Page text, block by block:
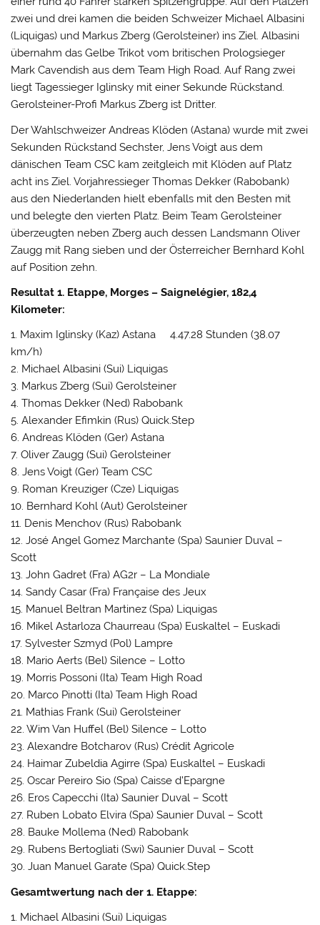
zwei und drei kamen die beiden Schweizer Michael Albasini
(Liquigas) und Markus Zberg (Gerolsteiner) ins Ziel. Albasini
übernahm das Gelbe Trikot vom britischen Prologsieger
Mark Cavendish aus dem Team High Road. Auf Rang zwei
liegt Tagessieger Iglinsky mit einer Sekunde Rückstand.
Gerolsteiner-Profi Markus Zberg ist Dritter.
Der Wahlschweizer Andreas Klöden (Astana) wurde mit zwei
Sekunden Rückstand Sechster, Jens Voigt aus dem
dänischen Team CSC kam zeitgleich mit Klöden auf Platz
acht ins Ziel. Vorjahressieger Thomas Dekker (Rabobank)
aus den Niederlanden hielt ebenfalls mit den Besten mit
und belegte den vierten Platz. Beim Team Gerolsteiner
überzeugten neben Zberg auch dessen Landsmann Oliver
Zaugg mit Rang sieben und der Österreicher Bernhard Kohl
auf Position zehn.
Resultat 1. Etappe, Morges – Saignelégier, 182,4
Kilometer:
1. Maxim Iglinsky (Kaz) Astana 4.47.28 Stunden (38.07
km/h)
2. Michael Albasini (Sui) Liquigas
3. Markus Zberg (Sui) Gerolsteiner
4. Thomas Dekker (Ned) Rabobank
5. Alexander Efimkin (Rus) Quick.Step
6. Andreas Klöden (Ger) Astana
7. Oliver Zaugg (Sui) Gerolsteiner
8. Jens Voigt (Ger) Team CSC
9. Roman Kreuziger (Cze) Liquigas
10. Bernhard Kohl (Aut) Gerolsteiner
11. Denis Menchov (Rus) Rabobank
12. José Angel Gomez Marchante (Spa) Saunier Duval –
Scott
13. John Gadret (Fra) AG2r – La Mondiale
14. Sandy Casar (Fra) Française des Jeux
15. Manuel Beltran Martinez (Spa) Liquigas
16. Mikel Astarloza Chaurreau (Spa) Euskaltel – Euskadi
17. Sylvester Szmyd (Pol) Lampre
18. Mario Aerts (Bel) Silence – Lotto
19. Morris Possoni (Ita) Team High Road
20. Marco Pinotti (Ita) Team High Road
21. Mathias Frank (Sui) Gerolsteiner
22. Wim Van Huffel (Bel) Silence – Lotto
23. Alexandre Botcharov (Rus) Crédit Agricole
24. Haimar Zubeldia Agirre (Spa) Euskaltel – Euskadi
25. Oscar Pereiro Sio (Spa) Caisse d’Epargne
26. Eros Capecchi (Ita) Saunier Duval – Scott
27. Ruben Lobato Elvira (Spa) Saunier Duval – Scott
28. Bauke Mollema (Ned) Rabobank
29. Rubens Bertogliati (Swi) Saunier Duval – Scott
30. Juan Manuel Garate (Spa) Quick.Step
Gesamtwertung nach der 1. Etappe:
1. Michael Albasini (Sui) Liquigas